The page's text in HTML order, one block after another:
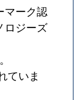
マーク認
ロジーズ
ていま